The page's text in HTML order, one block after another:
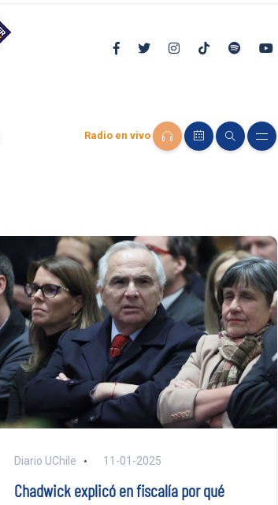
Radio en vivo
Diario UChile 11-01-2025
Chadwick explicó en fiscalía por qué